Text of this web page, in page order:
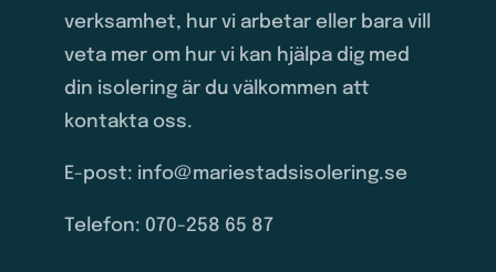
verksamhet, hur vi arbetar eller bara vill
veta mer om hur vi kan hjälpa dig med
din isolering är du välkommen att
kontakta oss.
E-post: info@mariestadsisolering.se
Telefon: 070-258 65 87